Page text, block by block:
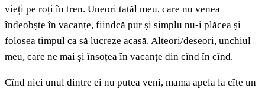
vieți pe roți în tren. Uneori tatăl meu, care nu venea
îndeobște în vacanțe, fiindcă pur și simplu nu-i plăcea și
folosea timpul ca să lucreze acasă. Alteori/deseori, unchiul
meu, care ne mai și însoțea în vacanțe din cînd în cînd.
Cînd nici unul dintre ei nu putea veni, mama apela la cîte un